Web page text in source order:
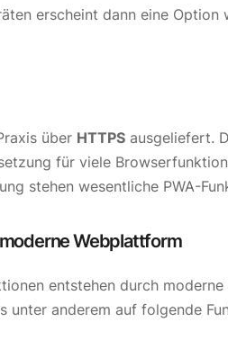
erscheint dann eine Option
über HTTPS ausgeliefert.
für viele
stehen wesentliche PWA-
Webplattform
entstehen durch
unter anderem auf folgende